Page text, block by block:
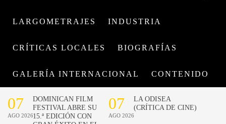
LARGOMETRAJES INDUSTRIA
CRÍTICAS LOCALES BIOGRAFÍAS
GALERÍA INTERNACIONAL CONTENIDO